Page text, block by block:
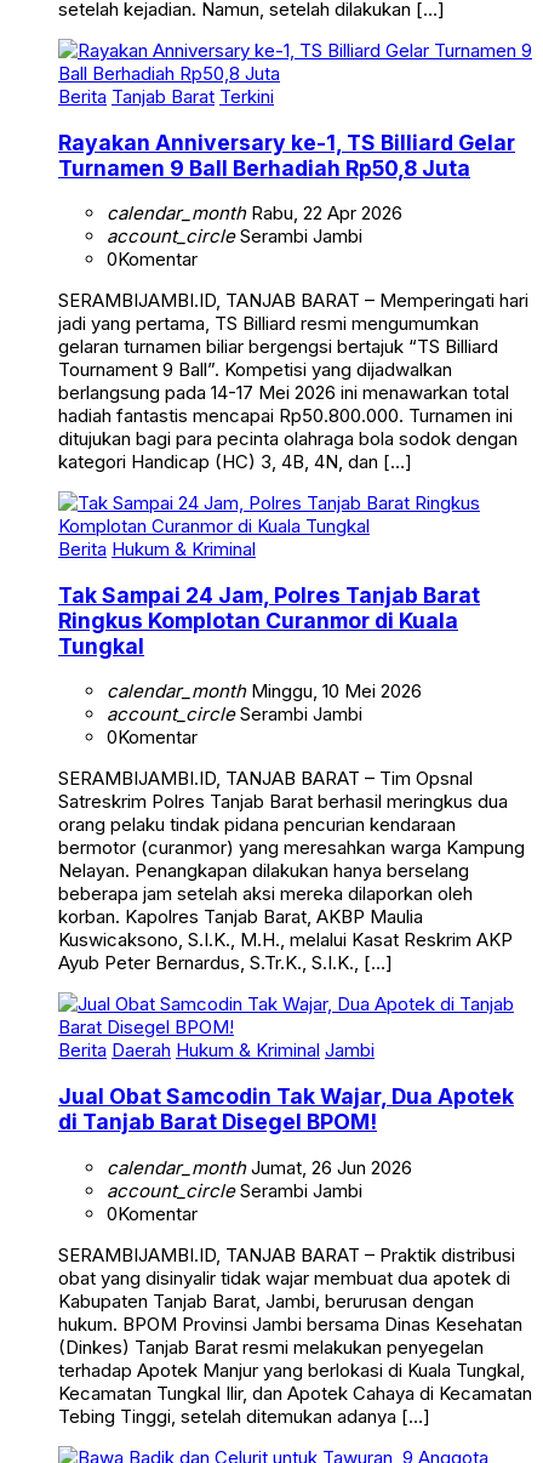
Berita Tanjab Barat Terkini
Turnamen 9 Ball Berhadiah Rp50,8 Juta
account_circleSerambi Jambi
0Komentar
jadi yang pertama, TS Billiard resmi mengumumkan
gelaran turnamen biliar bergengsi bertajuk “TS Billiard
Tournament 9 Ball”. Kompetisi yang dijadwalkan
berlangsung pada 14-17 Mei 2026 ini menawarkan total
hadiah fantastis mencapai Rp50.800.000. Turnamen ini
ditujukan bagi para pecinta olahraga bola sodok dengan
kategori Handicap (HC) 3, 4B, 4N, dan […]
Berita Hukum & Kriminal
Ringkus Komplotan Curanmor di Kuala
Tungkal
account_circleSerambi Jambi
0Komentar
Satreskrim Polres Tanjab Barat berhasil meringkus dua
orang pelaku tindak pidana pencurian kendaraan
bermotor (curanmor) yang meresahkan warga Kampung
Nelayan. Penangkapan dilakukan hanya berselang
beberapa jam setelah aksi mereka dilaporkan oleh
korban. Kapolres Tanjab Barat, AKBP Maulia
Kuswicaksono, S.I.K., M.H., melalui Kasat Reskrim AKP
Ayub Peter Bernardus, S.Tr.K., S.I.K., […]
Berita Daerah Hukum & Kriminal
di Tanjab Barat Disegel BPOM!
account_circleSerambi Jambi
0Komentar
obat yang disinyalir tidak wajar membuat dua apotek di
Kabupaten Tanjab Barat, Jambi, berurusan dengan
hukum. BPOM Provinsi Jambi bersama Dinas Kesehatan
(Dinkes) Tanjab Barat resmi melakukan penyegelan
terhadap Apotek Manjur yang berlokasi di Kuala Tungkal,
Kecamatan Tungkal Ilir, dan Apotek Cahaya di Kecamatan
Tebing Tinggi, setelah ditemukan adanya […]